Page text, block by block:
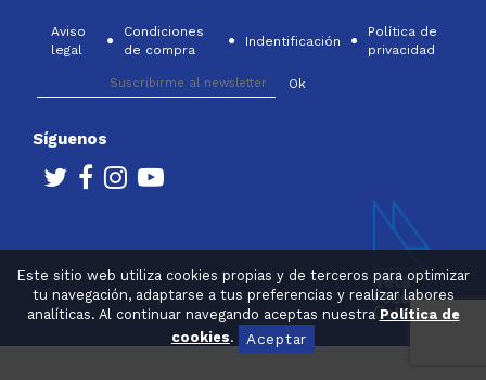
Este sitio web utiliza cookies propias y de terceros para optimizar
tu navegación, adaptarse a tus preferencias y realizar labores
analíticas. Al continuar navegando aceptas nuestra Política de
cookies. Aceptar
Aviso
legal
Condiciones
de compra
Indentificación
Política de
privacidad
Síguenos